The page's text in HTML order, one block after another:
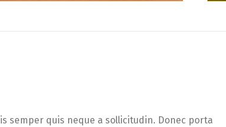
semper quis neque a sollicitudin. Donec porta